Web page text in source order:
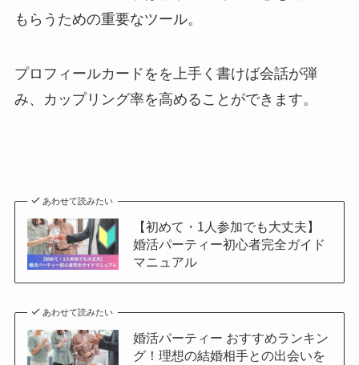
もらうための重要なツール。
プロフィールカードをを上手く書けば会話が弾
み、カップリング率を高めることができます。
あわせて読みたい
【初めて・1人参加でも大丈夫】
婚活パーティー初心者完全ガイド
マニュアル
あわせて読みたい
婚活パーティー おすすめランキン
グ！理想の結婚相手との出会いを